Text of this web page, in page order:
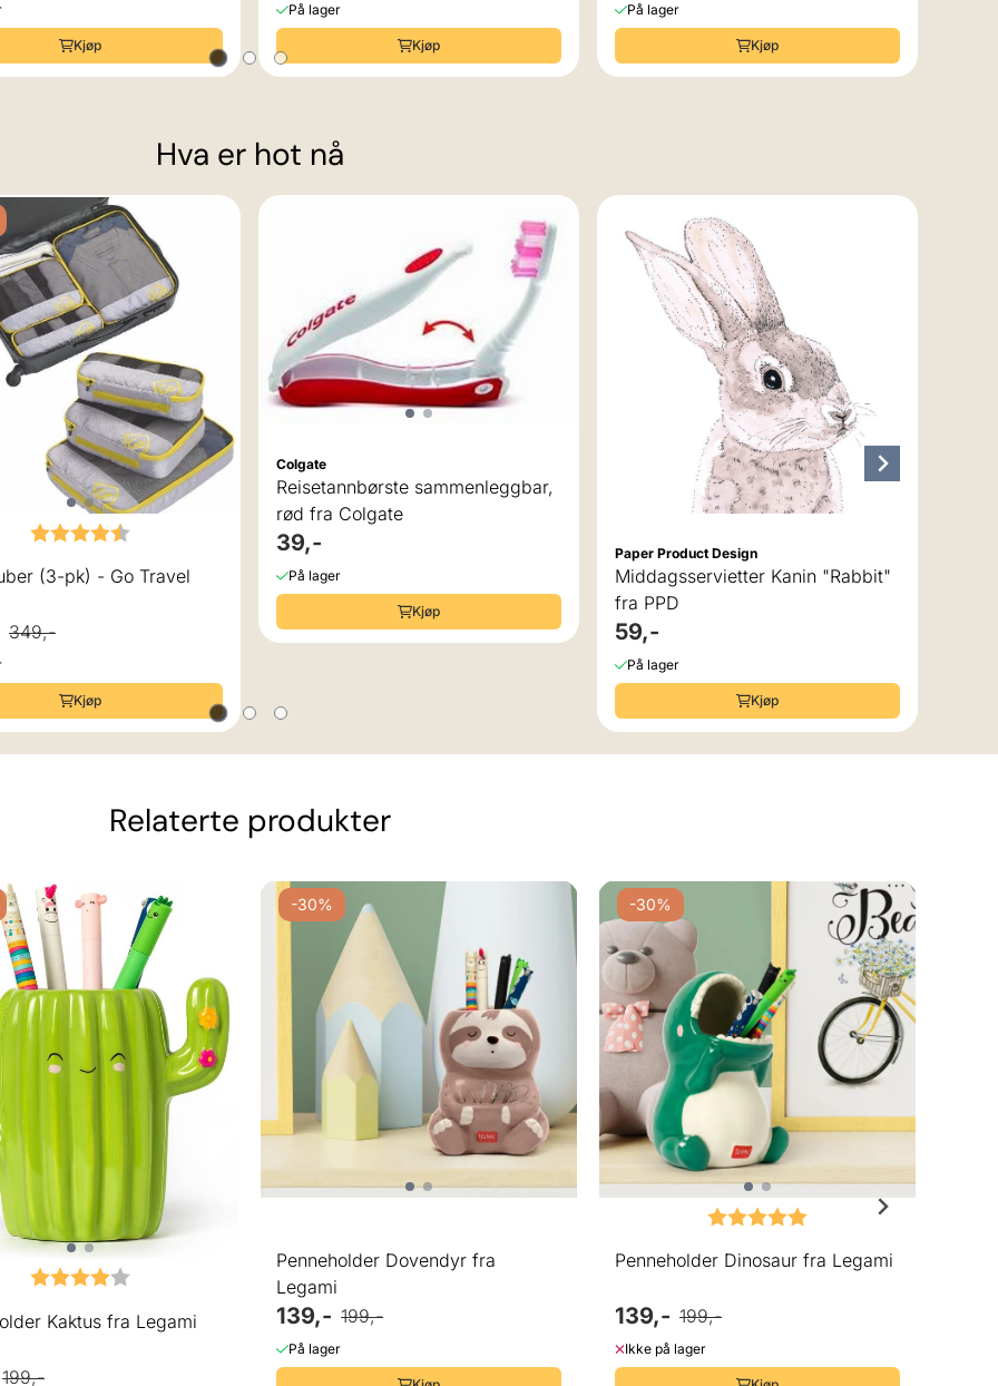
Kjøp
På lager
Kjøp
På lager
Kjøp
Hva er hot nå
Karakter:
(3-pk) - Go Travel
349,-
Kjøp
Colgate
Reisetannbørste sammenleggbar,
rød fra Colgate
39,-
På lager
Kjøp
Paper Product Design
Middagsservietter Kanin "Rabbit"
fra PPD
59,-
På lager
Kjøp
Relaterte produkter
Karakter:
Kaktus fra Legami
199,-
-30%
Penneholder Dovendyr fra
Legami
139,- 199,-
På lager
-30%
Karakter: 5.0 av 5 mulige
Penneholder Dinosaur fra Legami
139,- 199,-
Ikke på lager